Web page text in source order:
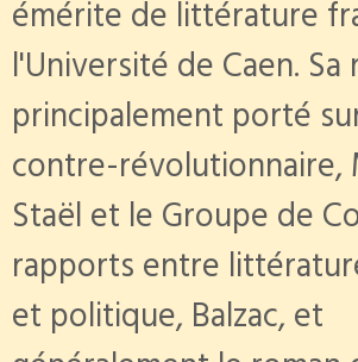
émérite de littérature
l'Université de Caen.
principalement porté
contre-révolutionnaire,
Staël et le Groupe de
rapports entre
et politique, Balzac, et